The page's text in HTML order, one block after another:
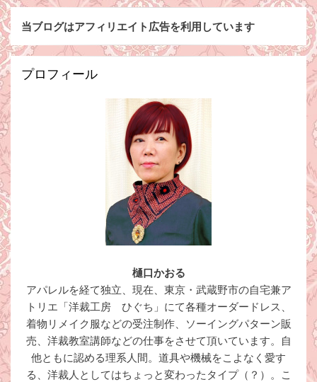
当ブログはアフィリエイト広告を利用しています
プロフィール
樋口かおる
アパレルを経て独立、現在、東京・武蔵野市の自宅兼ア
トリエ「洋裁工房 ひぐち」にて各種オーダードレス、
着物リメイク服などの受注制作、ソーイングパターン販
売、洋裁教室講師などの仕事をさせて頂いています。自
他ともに認める理系人間。道具や機械をこよなく愛す
る、洋裁人としてはちょっと変わったタイプ（？）。こ